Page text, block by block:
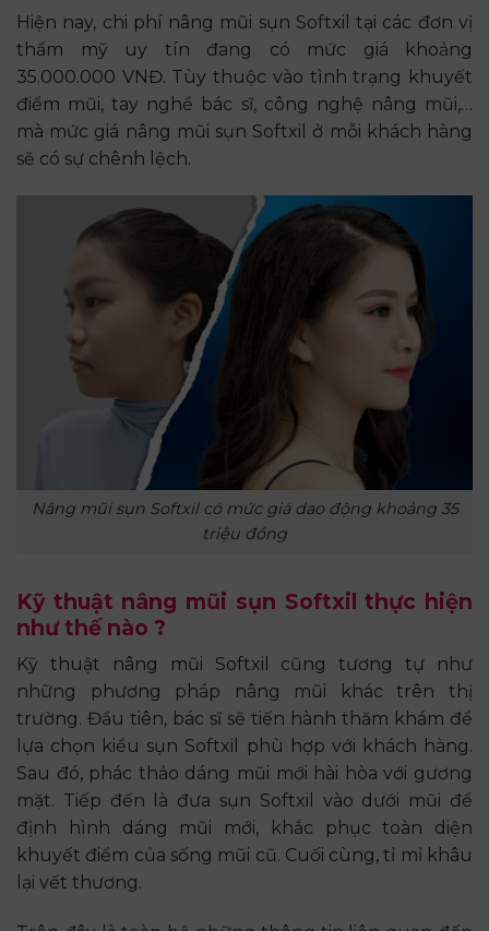
Hiện nay, chi phí nâng mũi sụn Softxil tại các đơn vị
thẩm mỹ uy tín đang có mức giá khoảng
35.000.000 VNĐ. Tùy thuộc vào tình trạng khuyết
điểm mũi, tay nghề bác sĩ, công nghệ nâng mũi,…
mà mức giá nâng mũi sụn Softxil ở mỗi khách hàng
sẽ có sự chênh lệch.
Nâng mũi sụn Softxil có mức giá dao động khoảng 35
triệu đồng
Kỹ thuật nâng mũi sụn Softxil thực hiện
như thế nào ?
Kỹ thuật nâng mũi Softxil cũng tương tự như
những phương pháp nâng mũi khác trên thị
trường. Đầu tiên, bác sĩ sẽ tiến hành thăm khám để
lựa chọn kiểu sụn Softxil phù hợp với khách hàng.
Sau đó, phác thảo dáng mũi mới hài hòa với gương
mặt. Tiếp đến là đưa sụn Softxil vào dưới mũi để
định hình dáng mũi mới, khắc phục toàn diện
khuyết điểm của sống mũi cũ. Cuối cùng, tỉ mỉ khâu
lại vết thương.